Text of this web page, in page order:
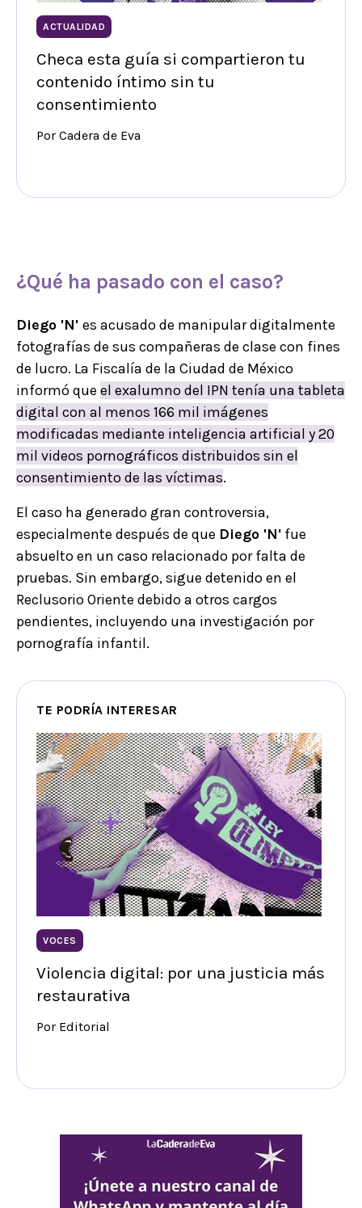
ACTUALIDAD
Checa esta guía si compartieron tu
contenido íntimo sin tu
consentimiento
Por Cadera de Eva
¿Qué ha pasado con el caso?
Diego 'N' es acusado de manipular digitalmente
fotografías de sus compañeras de clase con fines
de lucro. La Fiscalía de la Ciudad de México
informó que el exalumno del IPN tenía una tableta
digital con al menos 166 mil imágenes
modificadas mediante inteligencia artificial y 20
mil videos pornográficos distribuidos sin el
consentimiento de las víctimas.
El caso ha generado gran controversia,
especialmente después de que Diego 'N' fue
absuelto en un caso relacionado por falta de
pruebas. Sin embargo, sigue detenido en el
Reclusorio Oriente debido a otros cargos
pendientes, incluyendo una investigación por
pornografía infantil.
TE PODRÍA INTERESAR
VOCES
Violencia digital: por una justicia más
restaurativa
Por Editorial